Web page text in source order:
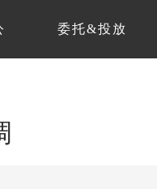
委托&投放